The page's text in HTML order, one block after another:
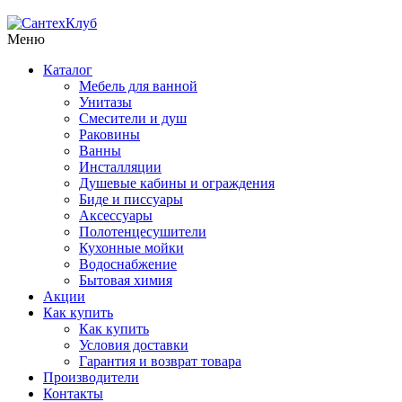
Меню
Каталог
Мебель для ванной
Унитазы
Смесители и душ
Раковины
Ванны
Инсталляции
Душевые кабины и ограждения
Биде и писсуары
Аксессуары
Полотенцесушители
Кухонные мойки
Водоснабжение
Бытовая химия
Акции
Как купить
Как купить
Условия доставки
Гарантия и возврат товара
Производители
Контакты